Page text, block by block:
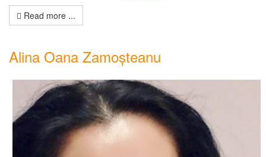
Read more ...
Alina Oana Zamoșteanu